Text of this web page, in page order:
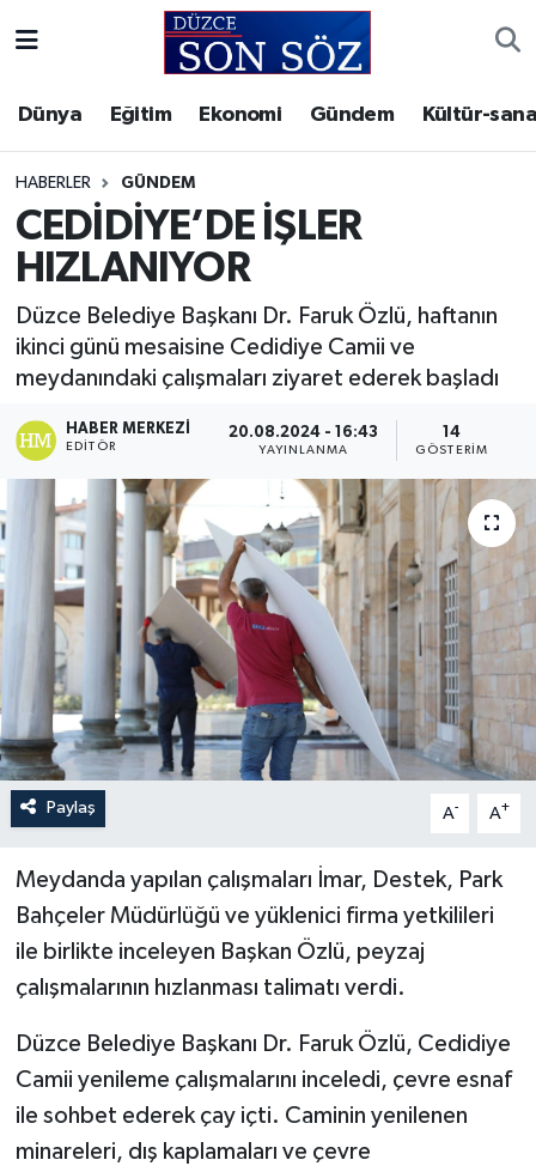
Dünya Eğitim Ekonomi Gündem Kültür-
HABERLER GÜNDEM
CEDİDİYE’DE İŞLER
HIZLANIYOR
Düzce Belediye Başkanı Dr. Faruk Özlü, haftanın
ikinci günü mesaisine Cedidiye Camii ve
meydanındaki çalışmaları ziyaret ederek başladı
HABER MERKEZI
EDITÖR
20.08.2024 - 16:43
YAYINLANMA
14
GÖSTERIM
Paylaş A- A+
Meydanda yapılan çalışmaları İmar, Destek, Park
Bahçeler Müdürlüğü ve yüklenici firma yetkilileri
ile birlikte inceleyen Başkan Özlü, peyzaj
çalışmalarının hızlanması talimatı verdi.
Düzce Belediye Başkanı Dr. Faruk Özlü, Cedidiye
Camii yenileme çalışmalarını inceledi, çevre esnaf
ile sohbet ederek çay içti. Caminin yenilenen
minareleri, dış kaplamaları ve çevre
Gizlilik Sözleşmesi
İletişim
Künye
Video Galeri
Akçakoca Hava Durumu
Akçakoca Trafik Yoğunluk Haritası
Süper Lig Puan Durumu ve Fikstür
Tüm Manşetler
Son Dakika Haberleri
Haber Arşivi